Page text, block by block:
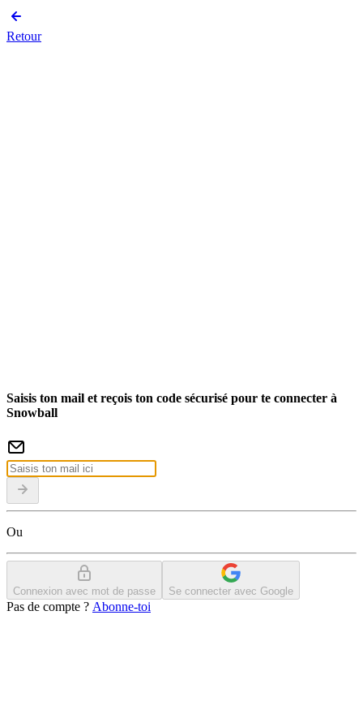
Retour
Saisis ton mail et reçois ton code sécurisé pour te connecter à
Snowball
Ou
Connexion avec mot de passe Se connecter avec Google
Pas de compte ? Abonne-toi